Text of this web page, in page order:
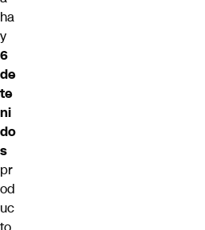
ha
y
6
de
te
ni
do
s
pr
od
uc